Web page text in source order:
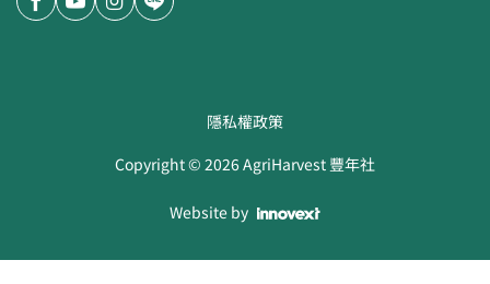
隱私權政策
Copyright ©2026AgriHarvest 豐年社
Website by